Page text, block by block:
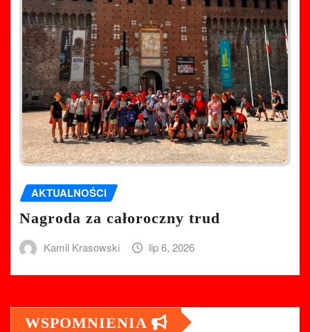
AKTUALNOŚCI
Nagroda za całoroczny trud
Kamil Krasowski lip 6, 2026
WSPOMNIENIA